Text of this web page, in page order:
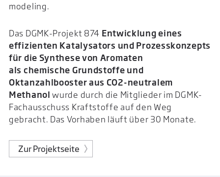
modeling.
Das DGMK-Projekt 874 Entwicklung eines
effizienten Katalysators und Prozesskonzepts
für die Synthese von Aromaten
als chemische Grundstoffe und
Oktanzahlbooster aus CO2-neutralem
Methanol wurde durch die Mitglieder im DGMK-
Fachausschuss Kraftstoffe auf den Weg
gebracht. Das Vorhaben läuft über 30 Monate.
Zur Projektseite